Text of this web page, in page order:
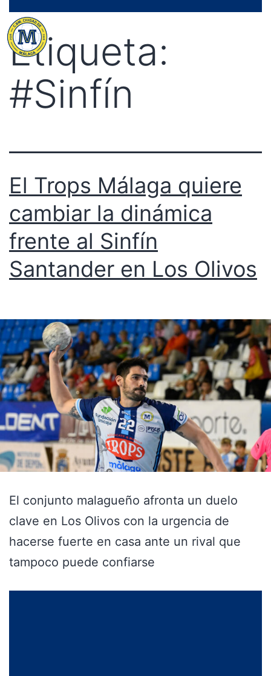
contenido
Etiqueta:
#Sinfín
El Trops Málaga quiere
cambiar la dinámica
frente al Sinfín
Santander en Los Olivos
El conjunto malagueño afronta un duelo
clave en Los Olivos con la urgencia de
hacerse fuerte en casa ante un rival que
tampoco puede confiarse